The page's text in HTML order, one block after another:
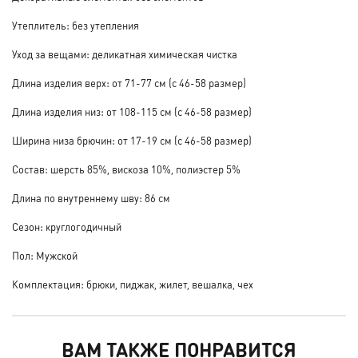
Утеплитель: без утепления
Уход за вещами: деликатная химическая чистка
Длина изделия верх: от 71-77 см (с 46-58 размер)
Длина изделия низ: от 108-115 см (с 46-58 размер)
Ширина низа брючин: от 17-19 см (с 46-58 размер)
Состав: шерсть 85%, вискоза 10%, полиэстер 5%
Длина по внутреннему шву: 86 см
Сезон: круглогодичный
Пол: Мужской
Комплектация: брюки, пиджак, жилет, вешалка, чех
ВАМ ТАКЖЕ ПОНРАВИТСЯ